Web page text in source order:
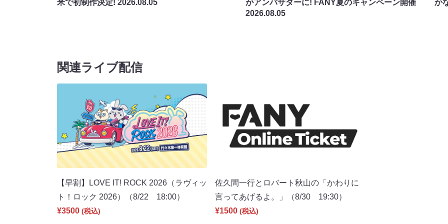
米で初制作決定! 2026.08.05
がアンバサダーに! FANY夏のキャンペーン開催
2026.08.05
か
関連ライブ配信
【早割】LOVE IT! ROCK 2026（ラヴィッ
ト！ロック 2026）（8/22 18:00）
¥3500 (税込)
佐久間一行とロバート秋山の「かわりに
言ってあげるよ。」（8/30 19:30）
¥1500 (税込)